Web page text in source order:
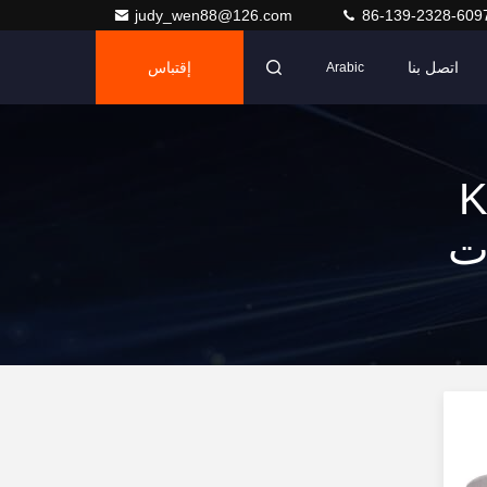
judy_wen88@126.com 86-139-2328-
اتصل بنا Arabic إقتباس